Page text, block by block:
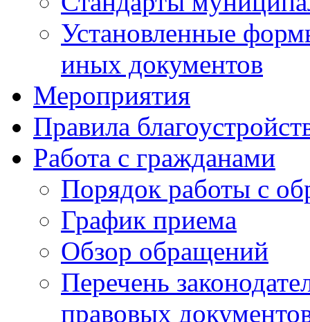
Установленные
иных документов
Мероприятия
Правила
Работа с гражданами
Порядок работы с
График приема
Обзор обращений
Перечень
правовых